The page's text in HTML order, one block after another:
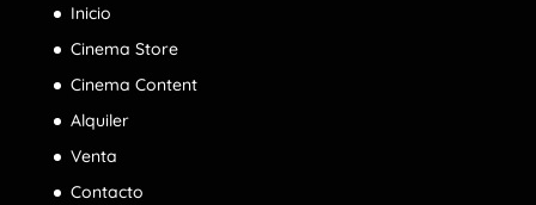
Inicio
Cinema Store
Cinema Content
Alquiler
Venta
Contacto